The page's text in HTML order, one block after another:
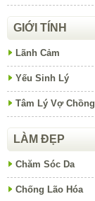
GIỚI TÍNH
Lãnh Cảm
Yếu Sinh Lý
Tâm Lý Vợ Chồng
LÀM ĐẸP
Chăm Sóc Da
Chống Lão Hóa